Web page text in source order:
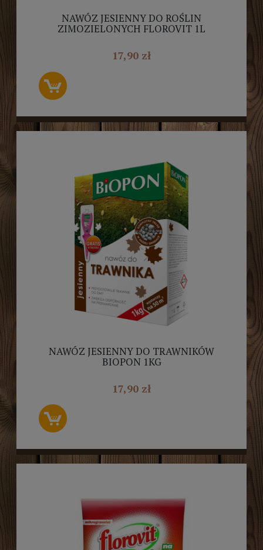
NAWÓZ JESIENNY DO ROŚLIN
ZIMOZIELONYCH FLOROVIT 1L
17,90 zł
NAWÓZ JESIENNY DO TRAWNIKÓW
BIOPON 1KG
17,90 zł